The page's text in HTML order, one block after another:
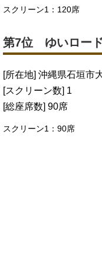
スクリーン1：120席
第7位 ゆいロー
[所在地] 沖縄県石垣市
[スクリーン数] 1
[総座席数] 90席
スクリーン1：90席